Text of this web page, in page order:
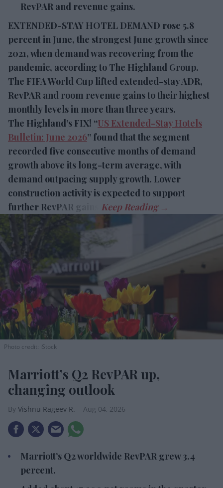
RevPAR and revenue gains.
EXTENDED-STAY HOTEL DEMAND rose 5.8
percent in June, the strongest June growth since
2021, when demand was recovering from the
pandemic, according to The Highland Group.
The FIFA World Cup lifted extended-stay ADR,
RevPAR and room revenue gains to their highest
monthly levels in more than three years.
The Highland’s FIX! “US Extended-Stay Hotels
Bulletin: June 2026” found that the segment
recorded five consecutive months of demand
growth above its long-term average, with
demand outpacing supply growth. Lower
construction activity is expected to support
further RevPAR gains.
Photo credit: iStock
Marriott’s Q2 RevPAR up,
changing outlook
Vishnu Rageev R. Aug 04, 2026
Marriott’s Q2 worldwide RevPAR grew 3.4
percent.